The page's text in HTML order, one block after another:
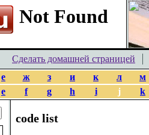
Сделать домашней страницей
е ж з и к л
м
e f g h i j k
code list